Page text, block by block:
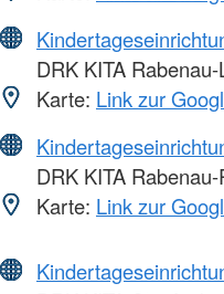
DRK KITA
Karte: Link zur
DRK KITA
Karte: Link zur